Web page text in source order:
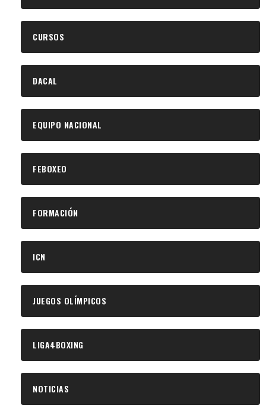
CURSOS
DACAL
EQUIPO NACIONAL
FEBOXEO
FORMACIÓN
ICN
JUEGOS OLÍMPICOS
LIGA4BOXING
NOTICIAS